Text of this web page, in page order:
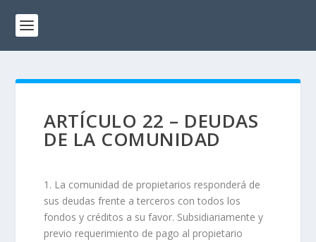
ARTÍCULO 22 – DEUDAS
DE LA COMUNIDAD
1. La comunidad de propietarios responderá de
sus deudas frente a terceros con todos los
fondos y créditos a su favor. Subsidiariamente y
previo requerimiento de pago al propietario